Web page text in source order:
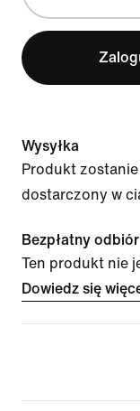
Wysyłka
Produkt
dostarczony w
Bezpłatny odbiór
Ten produkt nie
Dowiedz się